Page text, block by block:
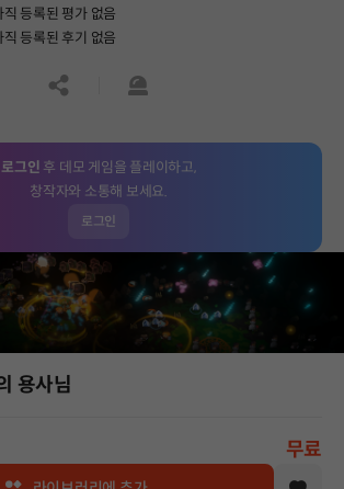
직 등록된 평가 없음
직 등록된 후기 없음
공유하기신고하기
로그인 후 데모 게임을 플레이하고,
창작자와 소통해 보세요.
로그인
용사님
무료